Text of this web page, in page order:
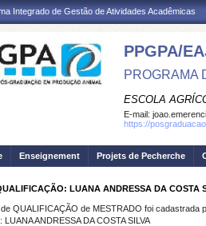
Integrado de Gestão de Atividades Acadêmicas
PPGPA/
PROGRAMA
ESCOLA
E-mail:
https://
Enseignement Projets de Pecherche
LUANA ANDRESSA DA COSTA
QUALIFICAÇÃO de MESTRADO foi cadastrada
LUANA ANDRESSA DA COSTA SILVA